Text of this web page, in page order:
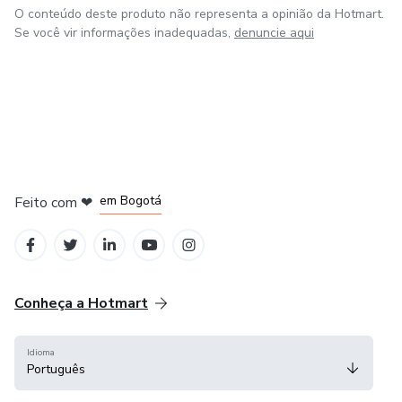
O conteúdo deste produto não representa a opinião da Hotmart.
Se você vir informações inadequadas, denuncie aqui
Feito com ❤ em Bogotá
Conheça a Hotmart
Idioma
Português